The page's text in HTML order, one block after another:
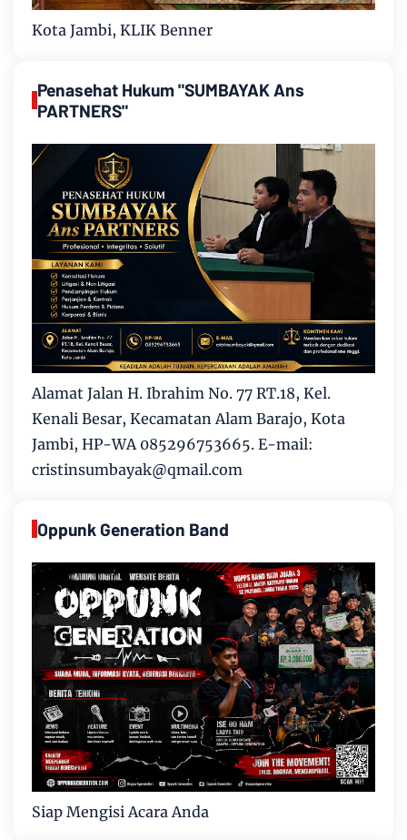
Kota Jambi, KLIK Benner
Penasehat Hukum "SUMBAYAK Ans
PARTNERS"
Alamat Jalan H. Ibrahim No. 77 RT.18, Kel.
Kenali Besar, Kecamatan Alam Barajo, Kota
Jambi, HP-WA 085296753665. E-mail:
cristinsumbayak@qmail.com
Oppunk Generation Band
Siap Mengisi Acara Anda